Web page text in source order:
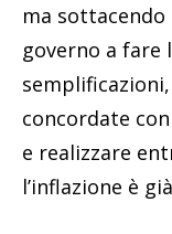
ma
governo a fare
semplificazioni,
concordate
e realizzare
l’inflazione è